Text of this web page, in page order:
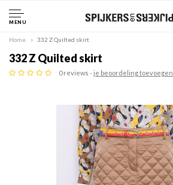
MENU
Home 332 Z Quilted skirt
332 Z Quilted skirt
0 reviews -je beoordeling toevoegen